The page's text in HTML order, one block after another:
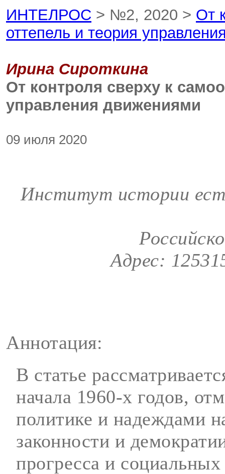
ИНТЕЛРОС > №2, 2020 > От
оттепель и теория
Ирина Сироткина
От контроля сверху к
управления движениями
09 июля 2020
Институт истории
Адрес:
Аннотация:
В статье
начала 1960-х годов,
политике и надеждами
законности и
прогресса и